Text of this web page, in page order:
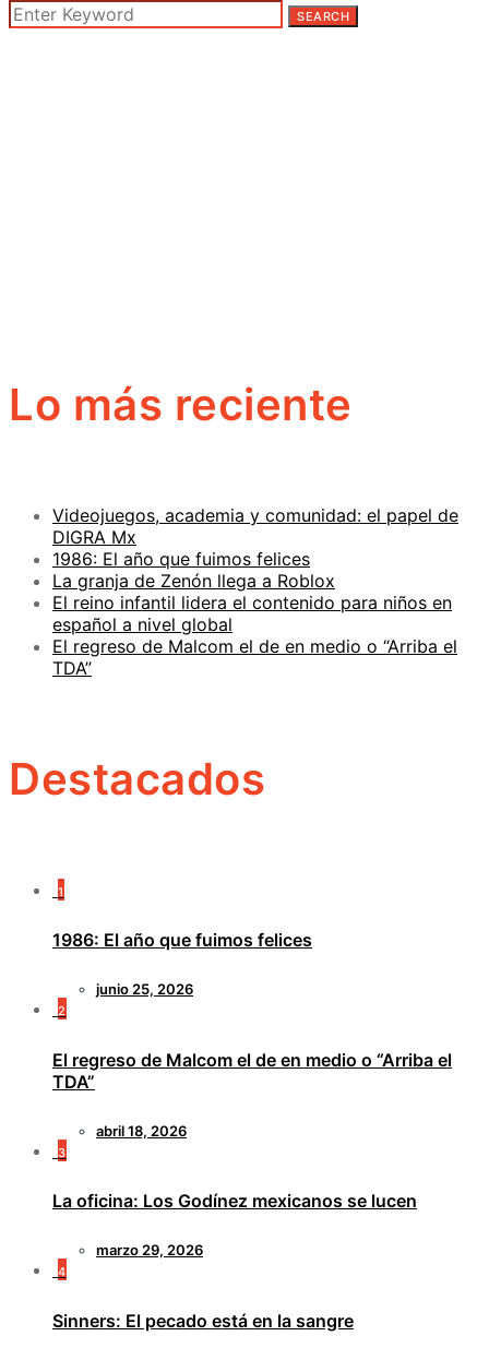
SEARCH
Lo más reciente
Videojuegos, academia y comunidad: el papel de
DIGRA Mx
1986: El año que fuimos felices
La granja de Zenón llega a Roblox
El reino infantil lidera el contenido para niños en
español a nivel global
El regreso de Malcom el de en medio o “Arriba el
TDA”
Destacados
1
1986: El año que fuimos felices
junio 25, 2026
2
El regreso de Malcom el de en medio o “Arriba el
TDA”
abril 18, 2026
3
La oficina: Los Godínez mexicanos se lucen
marzo 29, 2026
4
Sinners: El pecado está en la sangre